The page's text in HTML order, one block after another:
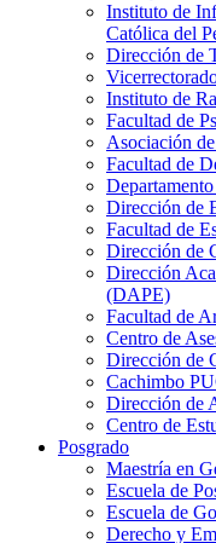
Instituto de
Católica del
Dirección de
Instituto de
Facultad de
Asociación
Facultad de
Dirección de
Facultad de
Dirección de
Dirección
(DAPE)
Facultad de
Centro de
Dirección de
Cachimbo
Dirección de
Centro de
Posgrado
Maestría en
Escuela de
Escuela de
Derecho y